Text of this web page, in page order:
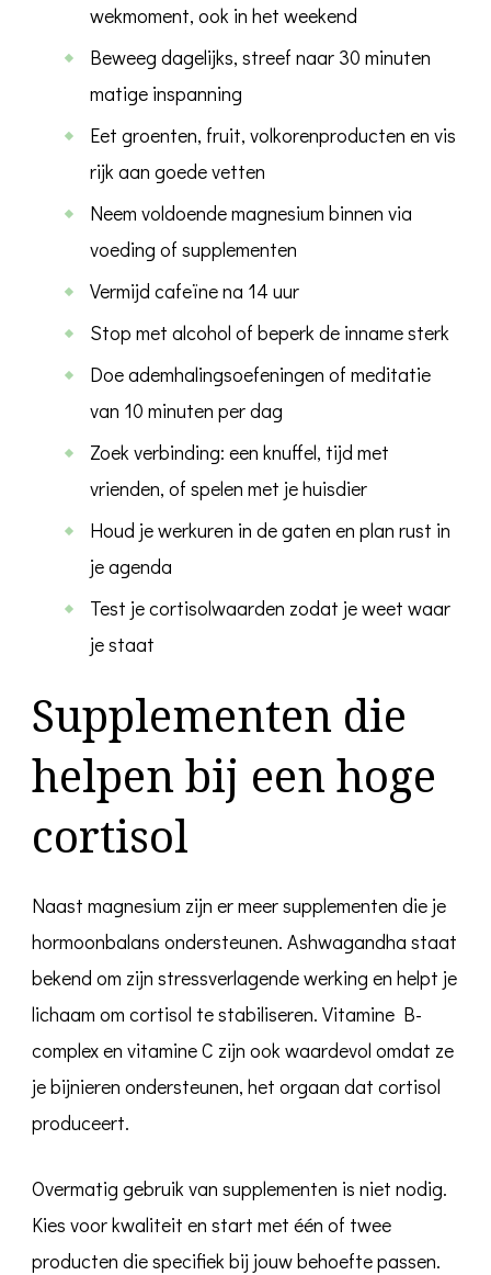
wekmoment, ook in het weekend
Beweeg dagelijks, streef naar 30 minuten
matige inspanning
Eet groenten, fruit, volkorenproducten en vis
rijk aan goede vetten
Neem voldoende magnesium binnen via
voeding of supplementen
Vermijd cafeïne na 14 uur
Stop met alcohol of beperk de inname sterk
Doe ademhalingsoefeningen of meditatie
van 10 minuten per dag
Zoek verbinding: een knuffel, tijd met
vrienden, of spelen met je huisdier
Houd je werkuren in de gaten en plan rust in
je agenda
Test je cortisolwaarden zodat je weet waar
je staat
Supplementen die
helpen bij een hoge
cortisol
Naast magnesium zijn er meer supplementen die je
hormoonbalans ondersteunen. Ashwagandha staat
bekend om zijn stressverlagende werking en helpt je
lichaam om cortisol te stabiliseren. Vitamine B-
complex en vitamine C zijn ook waardevol omdat ze
je bijnieren ondersteunen, het orgaan dat cortisol
produceert.
Overmatig gebruik van supplementen is niet nodig.
Kies voor kwaliteit en start met één of twee
producten die specifiek bij jouw behoefte passen.